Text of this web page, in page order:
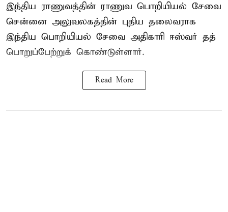
இந்திய ராணுவத்தின் ராணுவ பொறியியல் சேவை
சென்னை அலுவலகத்தின் புதிய தலைவராக
இந்திய பொறியியல் சேவை அதிகாரி ஈஸ்வர் தத்
பொறுப்பேற்றுக் கொண்டுள்ளார்.
Read More